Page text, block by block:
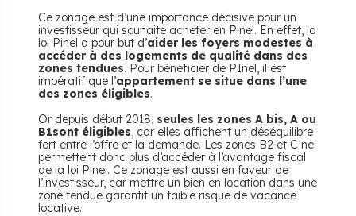
Ce zonage est d’une importance décisive pour un
investisseur qui souhaite acheter en Pinel. En effet, la
loi Pinel a pour but d’aider les foyers modestes à
accéder à des logements de qualité dans des
zones tendues. Pour bénéficier de PInel, il est
impératif que l’appartement se situe dans l’une
des zones éligibles.
Or depuis début 2018, seules les zones A bis, A ou
B1sont éligibles, car elles affichent un déséquilibre
fort entre l’offre et la demande. Les zones B2 et C ne
permettent donc plus d’accéder à l’avantage fiscal
de la loi Pinel. Ce zonage est aussi en faveur de
l’investisseur, car mettre un bien en location dans une
zone tendue garantit un faible risque de vacance
locative.